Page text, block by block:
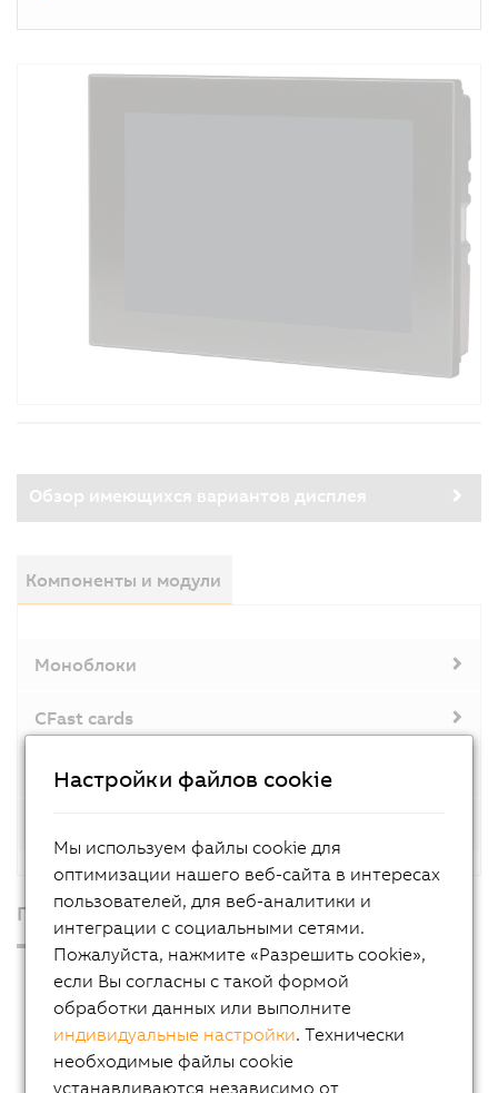
Обзор имеющихся вариантов дисплея
Компоненты и модули
Моноблоки
CFast cards
Принадлежности
Продукция
Промышленные ПК
Automation PC 50A
Automation PC 4100
Настройки файлов cookie
Мы используем файлы cookie для
оптимизации нашего веб-сайта в интересах
пользователей, для веб-аналитики и
интеграции с социальными сетями.
Пожалуйста, нажмите «Разрешить cookie»,
если Вы согласны с такой формой
обработки данных или выполните
индивидуальные настройки. Технически
необходимые файлы cookie
устанавливаются независимо от